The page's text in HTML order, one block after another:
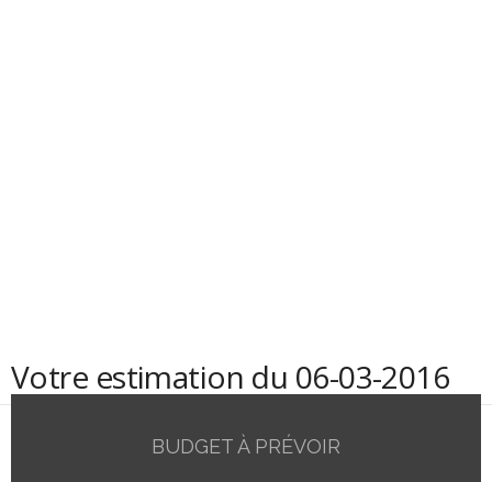
Votre estimation du 06-03-2016
BUDGET À PRÉVOIR